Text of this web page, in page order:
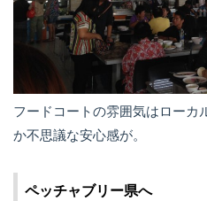
フードコートの雰囲気はローカ
か不思議な安心感が。
ペッチャブリー県へ